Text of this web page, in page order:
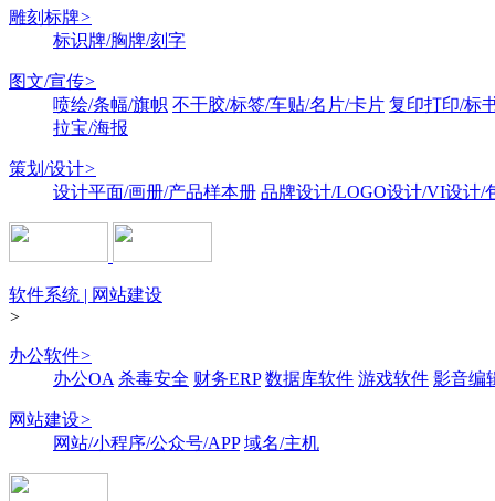
雕刻标牌>
标识牌/胸牌/刻字
图文/宣传>
喷绘/条幅/旗帜 不干胶/标签/车贴/名片/卡片 复印打印/标
拉宝/海报
策划/设计>
设计平面/画册/产品样本册 品牌设计/LOGO设计/VI设计/
软件系统 | 网站建设
>
办公软件>
办公OA 杀毒安全 财务ERP 数据库软件 游戏软件 影音编
网站建设>
网站/小程序/公众号/APP 域名/主机